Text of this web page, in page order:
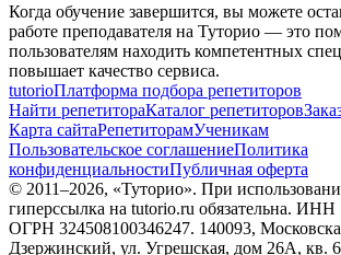
Когда обучение завершится, вы можете
работе преподавателя на Туторио — это
пользователям находить компетентных
повышает качество сервиса.
tutorioПлатформа подбора репетиторов
Найти репетитораКаталог репетиторов
Карта сайтаРепетиторамУченикам
Пользовательское соглашениеПолитика
конфиденциальностиПубличная оферта
© 2011–2026, «Туторио». При
гиперссылка на tutorio.ru обязательна. ИНН
ОГРН 324508100346247. 140093,
Дзержинский, ул. Угрешская, дом 26А, кв.